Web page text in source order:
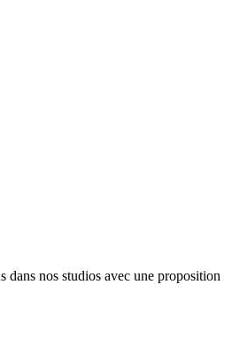
dans nos studios avec une proposition